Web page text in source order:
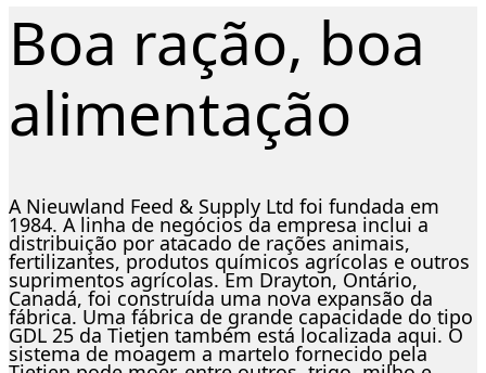
Boa ração, boa
alimentação
A Nieuwland Feed & Supply Ltd foi fundada em
1984. A linha de negócios da empresa inclui a
distribuição por atacado de rações animais,
fertilizantes, produtos químicos agrícolas e outros
suprimentos agrícolas. Em Drayton, Ontário,
Canadá, foi construída uma nova expansão da
fábrica. Uma fábrica de grande capacidade do tipo
GDL 25 da Tietjen também está localizada aqui. O
sistema de moagem a martelo fornecido pela